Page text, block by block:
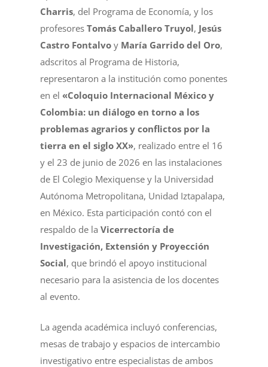
Charris, del Programa de Economía, y los
profesoresTomás Caballero Truyol, Jesús
Castro Fontalvo y María Garrido del Oro,
adscritos al Programa de Historia,
representaron a la institución como ponentes
en el«Coloquio Internacional México y
Colombia: un diálogo en torno a los
problemas agrarios y conflictos por la
tierra en el siglo XX», realizado entre el 16
y el 23 de junio de 2026 en las instalaciones
de El Colegio Mexiquense y la Universidad
Autónoma Metropolitana, Unidad Iztapalapa,
en México. Esta participación contó con el
respaldo de laVicerrectoría de
Investigación, Extensión y Proyección
Social, que brindó el apoyo institucional
necesario para la asistencia de los docentes
al evento.
La agenda académica incluyó conferencias,
mesas de trabajo y espacios de intercambio
investigativo entre especialistas de ambos